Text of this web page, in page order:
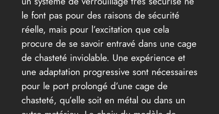
le font pas pour des raisons de sécurité
réelle, mais pour l’excitation que cela
procure de se savoir entravé dans une cage
de chasteté inviolable. Une expérience et
une adaptation progressive sont nécessaires
pour le port prolongé d’une cage de
chasteté, qu’elle soit en métal ou dans un